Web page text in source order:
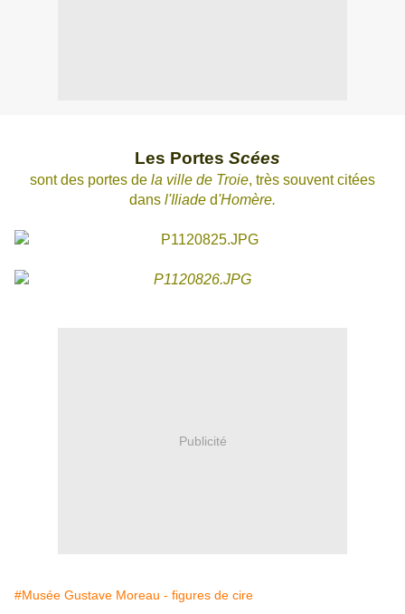
Les Portes Scées
sont des portes de la ville de Troie, très souvent citées
dans l'Iliade d'Homère.
Publicité
#Musée Gustave Moreau - figures de cire